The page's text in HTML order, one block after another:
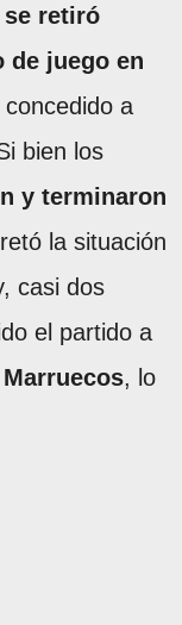
se retiró
de juego en
a
bien los
y terminaron
la situación
casi dos
el partido a
, lo